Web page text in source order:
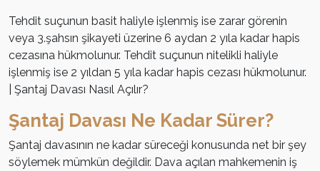
Tehdit suçunun basit haliyle işlenmiş ise zarar görenin
veya 3.şahsın şikayeti üzerine 6 aydan 2 yıla kadar hapis
cezasına hükmolunur. Tehdit suçunun nitelikli haliyle
işlenmiş ise 2 yıldan 5 yıla kadar hapis cezası hükmolunur.
| Şantaj Davası Nasıl Açılır?
Şantaj Davası Ne Kadar Sürer?
Şantaj davasının ne kadar süreceği konusunda net bir şey
söylemek mümkün değildir. Dava açılan mahkemenin iş